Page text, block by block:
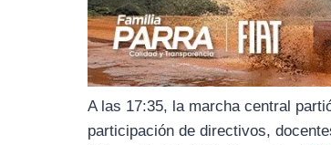
A las 17:35, la marcha central
participación de directivos,